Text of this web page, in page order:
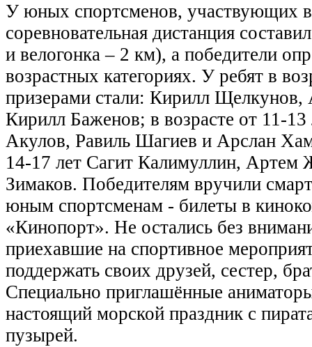
У юных спортсменов, участвующих в
соревновательная дистанция
и велогонка – 2 км), а победители
возрастных категориях. У ребят в
призерами стали: Кирилл
Кирилл Баженов; в возрасте от 11-
Акулов, Равиль Шагиев и Арслан
14-17 лет Сагит Калимуллин, Артем
Зимаков. Победителям вручили
юным спортсменам - билеты в
«Кинопорт». Не остались без
приехавшие на спортивное
поддержать своих друзей, сестер,
Специально приглашённые
настоящий морской праздник с
пузырей.